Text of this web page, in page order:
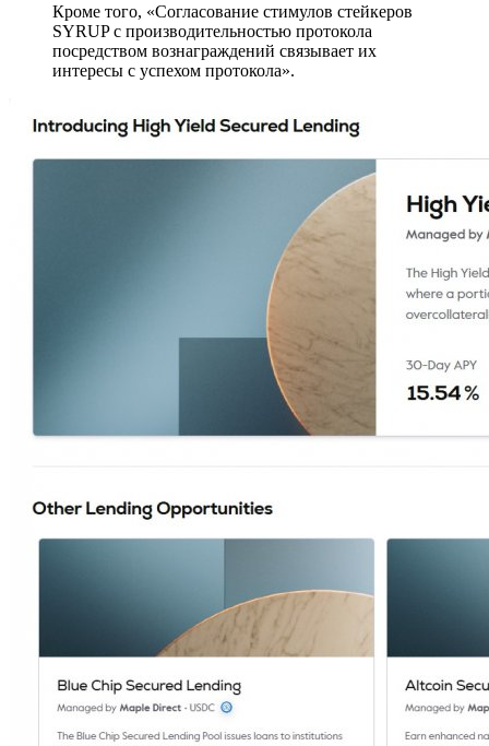
Кроме того, «Согласование стимулов стейкеров
SYRUP с производительностью протокола
посредством вознаграждений связывает их
интересы с успехом протокола».